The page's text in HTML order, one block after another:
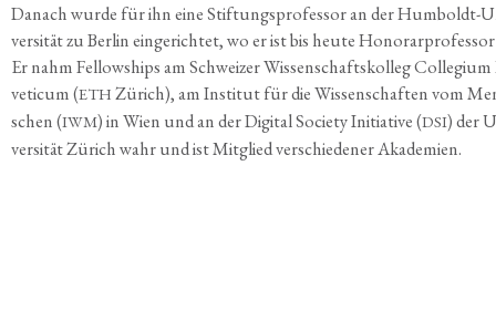
Danach wur­de für ihn eine Stif­tungs­pro­fes­sor an der Hum­boldt-
ver­si­tät zu Ber­lin ein­ge­rich­tet, wo er ist bis heu­te
Er nahm Fel­low­ships am Schwei­zer Wis­sen­schafts­kol­leg
ve­ti­cum (ETH Zürich), am Insti­tut für die Wis­sen­schaf­ten vom
schen (IWM) in Wien und an der Digi­tal Socie­ty Initia­ti­ve (DSI) der
ver­si­tät Zürich wahr und ist Mit­glied ver­schie­de­ner Akademien.